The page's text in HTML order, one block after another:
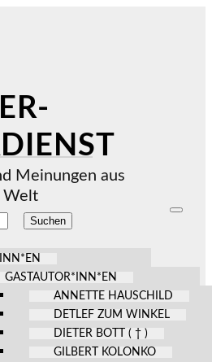
Meinungen aus
Welt
GASTAUTOR*INN*EN
ANNETTE HAUSCHILD
DETLEF ZUM WINKEL
DIETER BOTT ( † )
GILBERT KOLONKO